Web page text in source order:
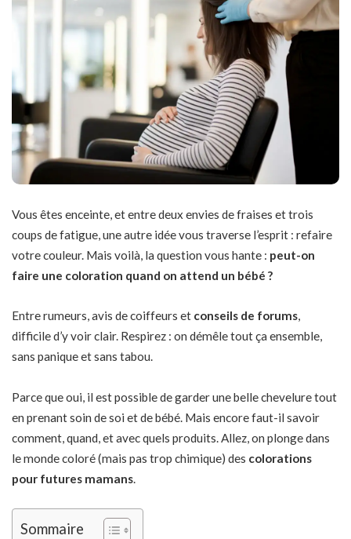
Vous êtes enceinte, et entre deux envies de fraises et trois
coups de fatigue, une autre idée vous traverse l’esprit : refaire
votre couleur. Mais voilà, la question vous hante : peut-on
faire une coloration quand on attend un bébé ?
Entre rumeurs, avis de coiffeurs et conseils de forums,
difficile d’y voir clair. Respirez : on démêle tout ça ensemble,
sans panique et sans tabou.
Parce que oui, il est possible de garder une belle chevelure tout
en prenant soin de soi et de bébé. Mais encore faut-il savoir
comment, quand, et avec quels produits. Allez, on plonge dans
le monde coloré (mais pas trop chimique) des colorations
pour futures mamans.
Sommaire